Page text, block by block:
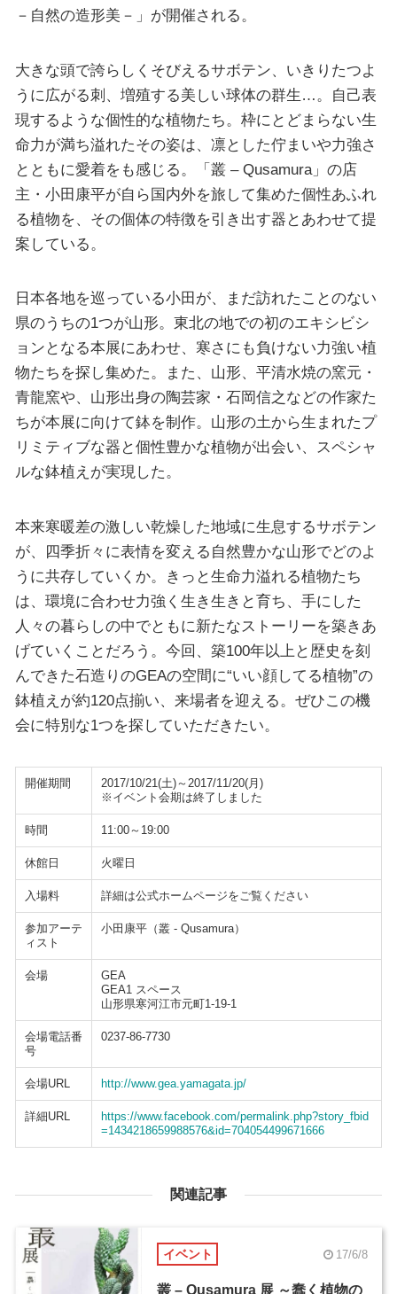
－自然の造形美－」が開催される。
大きな頭で誇らしくそびえるサボテン、いきりたつよ
うに広がる刺、増殖する美しい球体の群生…。自己表
現するような個性的な植物たち。枠にとどまらない生
命力が満ち溢れたその姿は、凛とした佇まいや力強さ
とともに愛着をも感じる。「叢 – Qusamura」の店
主・小田康平が自ら国内外を旅して集めた個性あふれ
る植物を、その個体の特徴を引き出す器とあわせて提
案している。
日本各地を巡っている小田が、まだ訪れたことのない
県のうちの1つが山形。東北の地での初のエキシビシ
ョンとなる本展にあわせ、寒さにも負けない力強い植
物たちを探し集めた。また、山形、平清水焼の窯元・
青龍窯や、山形出身の陶芸家・石岡信之などの作家た
ちが本展に向けて鉢を制作。山形の土から生まれたプ
リミティブな器と個性豊かな植物が出会い、スペシャ
ルな鉢植えが実現した。
本来寒暖差の激しい乾燥した地域に生息するサボテン
が、四季折々に表情を変える自然豊かな山形でどのよ
うに共存していくか。きっと生命力溢れる植物たち
は、環境に合わせ力強く生き生きと育ち、手にした
人々の暮らしの中でともに新たなストーリーを築きあ
げていくことだろう。今回、築100年以上と歴史を刻
んできた石造りのGEAの空間に“いい顔してる植物”の
鉢植えが約120点揃い、来場者を迎える。ぜひこの機
会に特別な1つを探していただきたい。
開催期間
2017/10/21(土)～2017/11/20(月)
※イベント会期は終了しました
時間 11:00～19:00
休館日 火曜日
入場料 詳細は公式ホームページをご覧ください
参加アーテ
ィスト
小田康平（叢 - Qusamura）
会場
GEA
GEA1 スペース
山形県寒河江市元町1-19-1
会場電話番
号
0237-86-7730
会場URL http://www.gea.yamagata.jp/
詳細URL
https://www.facebook.com/permalink.php?story_fbid
=1434218659988576&id=704054499671666
関連記事
イベント 17/6/8
叢 – Qusamura 展 ～蠢く植物の